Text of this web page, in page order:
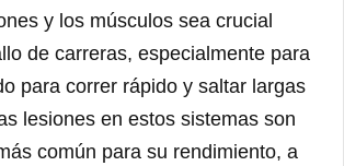
y los músculos sea crucial
de carreras, especialmente para
para correr rápido y saltar largas
lesiones en estos sistemas son
común para su rendimiento, a